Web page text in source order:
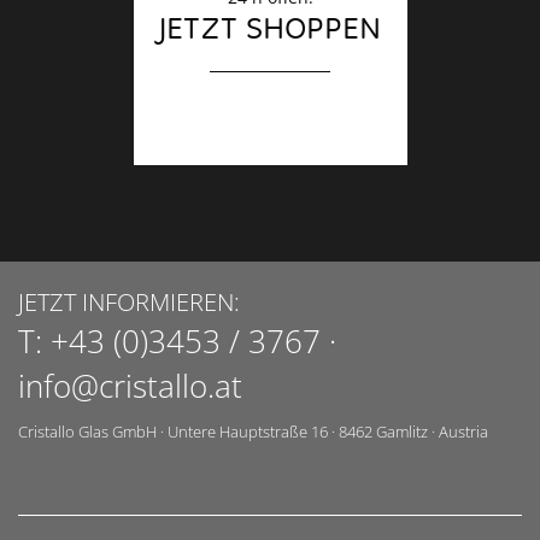
JETZT SHOPPEN
JETZT INFORMIEREN:
T: +43 (0)3453 / 3767 ·
info@cristallo.at
Cristallo Glas GmbH · Untere Hauptstraße 16 · 8462Gamlitz · Austria